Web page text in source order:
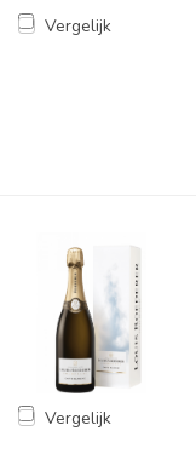
Vergelijk
Vergelijk